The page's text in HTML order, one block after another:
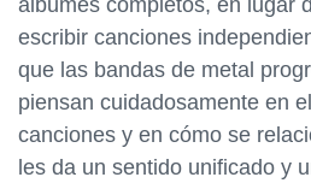
álbumes completos, en lugar
escribir canciones
que las bandas de metal
piensan cuidadosamente en
canciones y en cómo se
les da un sentido unificado y